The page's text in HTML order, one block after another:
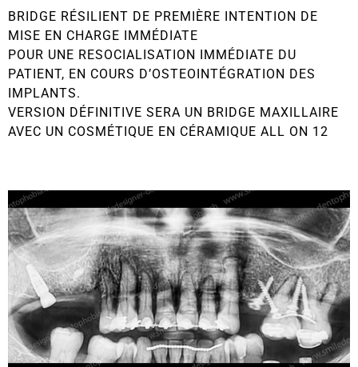
BRIDGE RÉSILIENT DE PREMIÈRE INTENTION DE
MISE EN CHARGE IMMÉDIATE
POUR UNE RESOCIALISATION IMMÉDIATE DU
PATIENT, EN COURS D’OSTEOINTÉGRATION DES
IMPLANTS.
VERSION DÉFINITIVE SERA UN BRIDGE MAXILLAIRE
AVEC UN COSMÉTIQUE EN CÉRAMIQUE ALL ON 12